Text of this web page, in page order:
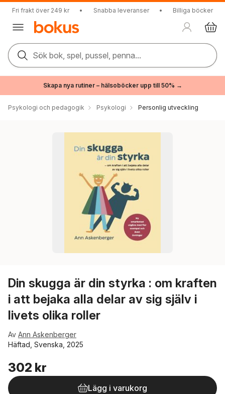
Fri frakt över 249 kr • Snabba leveranser • Billiga böcker
Sök bok, spel, pussel, penna...
Skapa nya rutiner – hälsoböcker upp till 50% →
Psykologi och pedagogik Psykologi Personlig utveckling
Din skugga är din styrka : om kraften
i att bejaka alla delar av sig själv i
livets olika roller
Av Ann Askenberger
Häftad, Svenska, 2025
302 kr
Lägg i varukorg